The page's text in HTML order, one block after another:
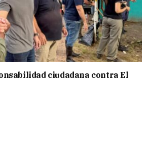
ciudadana contra El